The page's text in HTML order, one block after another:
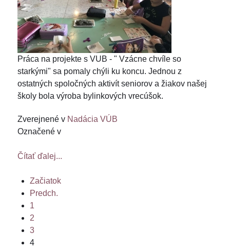
Práca na projekte s VUB - " Vzácne chvíle so
starkými" sa pomaly chýli ku koncu. Jednou z
ostatných spoločných aktivít seniorov a žiakov našej
školy bola výroba bylinkových vrecúšok.
Zverejnené v Nadácia VÚB
Označené v
Čítať ďalej...
Začiatok
Predch.
1
2
3
4